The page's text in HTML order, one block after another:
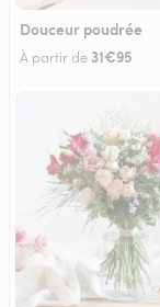
Douceur poudrée
À partir de 31€95